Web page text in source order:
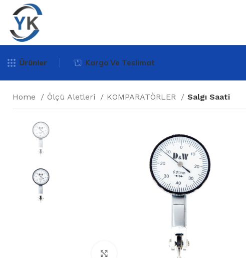
Ürünler Kargo Ve Teslimat
Home Ölçü Aletleri KOMPARATÖRLER Salgı Saati
Büyütmek için tıklayın